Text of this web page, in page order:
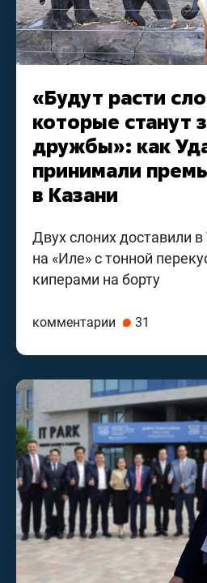
«Будут расти
которые станут
дружбы»: как
принимали
в Казани
Двух слоних доставили в
на «Иле» с тонной
киперами на борту
комментарии 31